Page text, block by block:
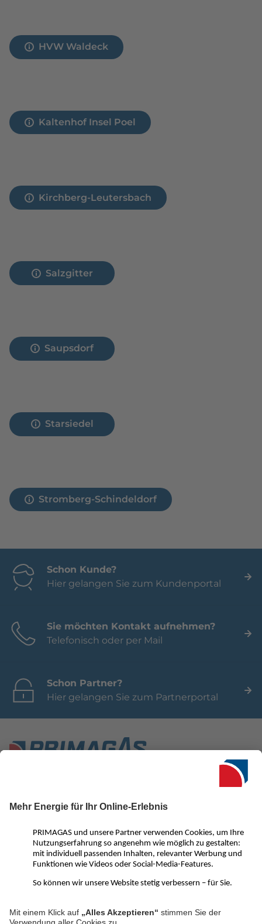
HVW Waldeck
Kaltenhof Insel Poel
Kirchberg-Leutersbach
Salzgitter
Saupsdorf
Starsiedel
Stromberg-Schindeldorf
Schon Kunde?
Hier gelangen Sie zum Kundenportal
Sie möchten Kontakt aufnehmen?
Telefonisch oder per Mail
Schon Partner?
Hier gelangen Sie zum Partnerportal
Anbieter für Flüssiggas. Neben einer Vielzahl an innovativen
Flüssiggas-Lösungen für Privat- und Gewerbekunden
kompetenter Beratung. Von der Gasheizung oder einem
Flüssiggas-BHKW über Treibgas und Autogas bis hin zu LNG für
Großgewerbe – mit PRIMAGAS ist alles möglich.
PRIMAGAS Social Media Kanäle:
Kanal